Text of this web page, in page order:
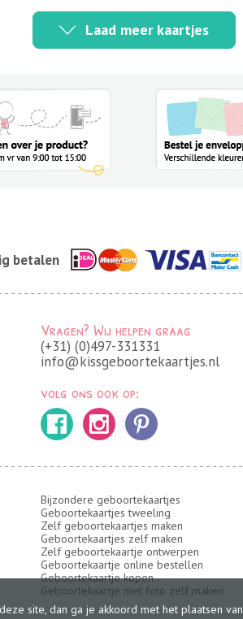
Laad meer kaartjes
betalen
Vragen? Wij helpen graag
(+31) (0)497-331331
info@kissgeboortekaartjes.nl
volg ons ook op:
Bijzondere geboortekaartjes
Geboortekaartjes tweeling
Zelf geboortekaartjes maken
Geboortekaartjes zelf maken
Zelf geboortekaartje ontwerpen
Geboortekaartje online bestellen
Geboortekaartje kopen
Geboortekaartje met foto zelf maken
site, dan ga je akkoord met het plaatsen van